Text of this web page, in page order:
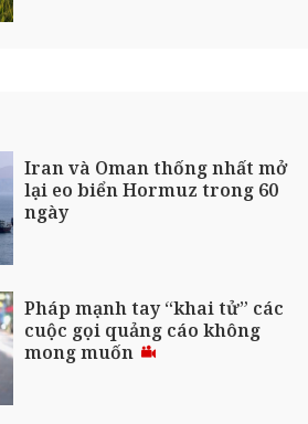
Iran và Oman thống nhất mở
lại eo biển Hormuz trong 60
ngày
Pháp mạnh tay “khai tử” các
cuộc gọi quảng cáo không
mong muốn